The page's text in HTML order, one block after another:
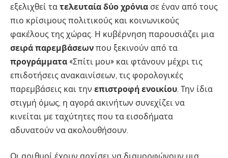
εξελιχθεί τατελευταίαδύοχρόνια σε έναν από τους
πιο κρίσιμους πολιτικούς και κοινωνικούς
φακέλους της χώρας. Η κυβέρνηση παρουσιάζει μια
σειρά παρεμβάσεωνπου ξεκινούν από τα
προγράμματα «Σπίτι μου» και φτάνουν μέχρι τις
επιδοτήσεις ανακαινίσεων, τις φορολογικές
παρεμβάσεις και την επιστροφήενοικίου. Την ίδια
στιγμή όμως, η αγορά ακινήτων συνεχίζει να
κινείται με ταχύτητες που τα εισοδήματα
αδυνατούν να ακολουθήσουν.